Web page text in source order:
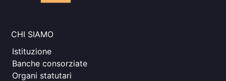
CHI SIAMO
Istituzione
Banche consorziate
Organi statutari